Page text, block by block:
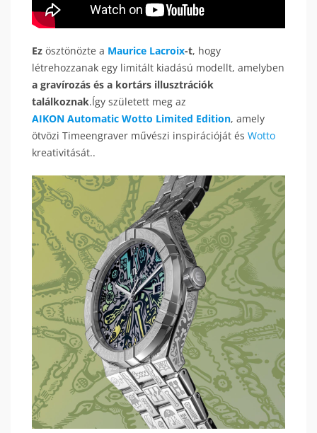
Ez ösztönözte a Maurice Lacroix-t, hogy
létrehozzanak egy limitált kiadású modellt, amelyben
a gravírozás és a kortárs illusztrációk
találkoznak.Így született meg az
AIKON Automatic Wotto Limited Edition, amely
ötvözi Timeengraver művészi inspirációját és Wotto
kreativitását..